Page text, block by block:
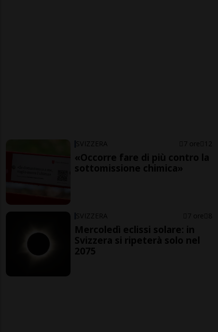
SVIZZERA 7 ore 12
«Occorre fare di più contro la
sottomissione chimica»
SVIZZERA 7 ore 8
Mercoledì eclissi solare: in
Svizzera si ripeterà solo nel
2075